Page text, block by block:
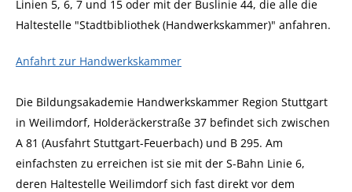
Linien 5, 6, 7 und 15 oder mit der Buslinie 44, die alle die
Haltestelle "Stadtbibliothek (Handwerkskammer)" anfahren.
Anfahrt zur Handwerkskammer
Die Bildungsakademie Handwerkskammer Region Stuttgart
in Weilimdorf, Holderäckerstraße 37 befindet sich zwischen
A 81 (Ausfahrt Stuttgart-Feuerbach) und B 295. Am
einfachsten zu erreichen ist sie mit der S-Bahn Linie 6,
deren Haltestelle Weilimdorf sich fast direkt vor dem